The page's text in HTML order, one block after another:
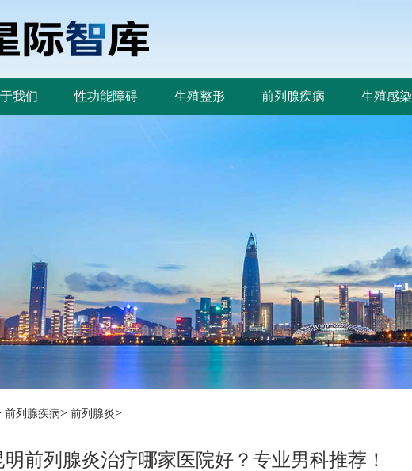
我们 性功能障碍 生殖整形 前列腺疾病 生殖感染
前列腺疾病> 前列腺炎>
明前列腺炎治疗哪家医院好？专业男科推荐！